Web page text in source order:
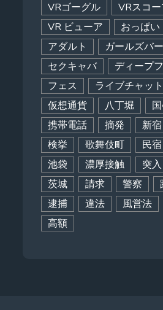
VRゴーグル
VRスコ
VR ビューア
おっぱい
アダルト
ガールズバー
セクキャバ
ディープ
フェス
ライブチャット
仮想通貨
八丁堀
携帯電話
摘発 新宿
検挙
歌舞伎町 民宿
池袋
濃厚接触 突入
茨城
請求 警察
逮捕
違法 風営法
高額